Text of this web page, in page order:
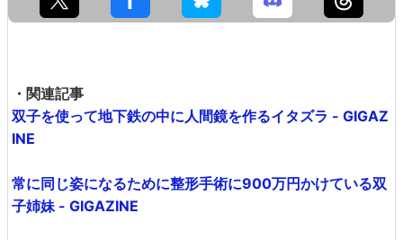
・関連記事
双子を使って地下鉄の中に人間鏡を作るイタズラ - GIGAZ
INE
常に同じ姿になるために整形手術に900万円かけている双
子姉妹 - GIGAZINE